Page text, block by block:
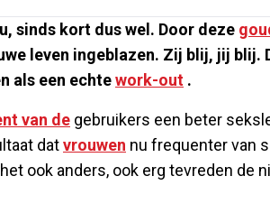
sinds kort dus wel. Door deze
leven ingeblazen. Zij blij, jij blij.
als een echtework-out .
van de gebruikers een beter
datvrouwen nu frequenter van
ook anders, ook erg tevreden de